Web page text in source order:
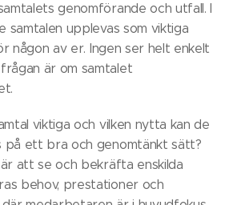
genomförande och utfall. I
samtalen upplevas som viktiga
någon av er. Ingen ser helt enkelt
är om samtalet
viktiga och vilken nytta kan de
på ett bra och genomtänkt sätt?
att se och bekräfta enskilda
behov, prestationer och